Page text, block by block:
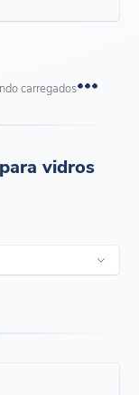
carregados
vidros